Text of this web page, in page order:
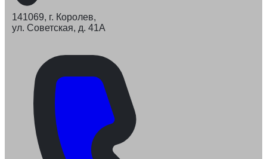
141069, г. Королев,
ул. Советская, д. 41А